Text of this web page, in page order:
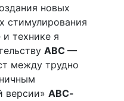
новых
стимулирования
технике я
ABC —
между трудно
версии» ABC-